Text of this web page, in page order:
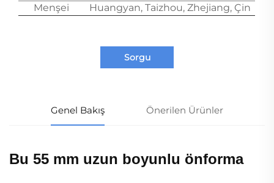
Menşei
Huangyan, Taizhou, Zhejiang, Çin
Sorgu
Genel Bakış Önerilen Ürünler
Bu 55 mm uzun boyunlu önforma